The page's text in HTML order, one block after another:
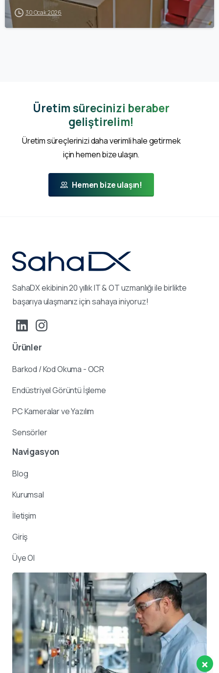
30 Ocak 2026
Üretim sürecinizi beraber
geliştirelim!
Üretim süreçlerinizi daha verimli hale getirmek
için hemen bize ulaşın.
Hemen bize ulaşın!
SahaDX ekibinin 20 yıllık IT & OT uzmanlığı ile birlikte
başarıya ulaşmanız için sahaya iniyoruz!
Ürünler
Barkod / Kod Okuma - OCR
Endüstriyel Görüntü İşleme
PC Kameralar ve Yazılım
Sensörler
Navigasyon
Blog
Kurumsal
İletişim
Giriş
Üye Ol
Destek ekibimiz sorularınızı
yanıtlamak için burada.